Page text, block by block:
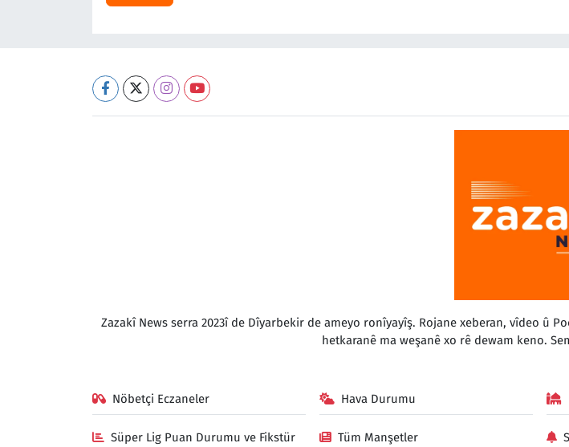
Zazakî News serra 2023î de Dîyarbekir de ameyo ronîyayîş. Rojane xeberan, vîdeo û
hetkaranê ma weşanê xo rê dewam keno.
Nöbetçi Eczaneler Hava Durumu
Süper Lig Puan Durumu ve Fikstür Tüm Manşetler